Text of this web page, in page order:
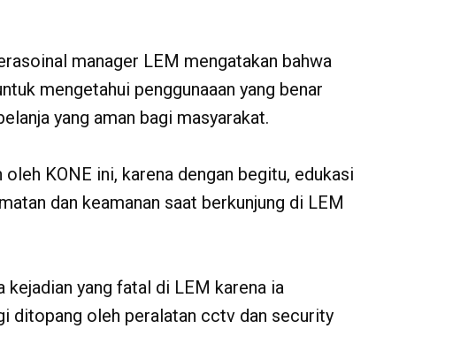
manager LEM mengatakan bahwa
mengetahui penggunaaan yang benar
yang aman bagi masyarakat.
KONE ini, karena dengan begitu, edukasi
dan keamanan saat berkunjung di LEM
yang fatal di LEM karena ia
ditopang oleh peralatan cctv dan security